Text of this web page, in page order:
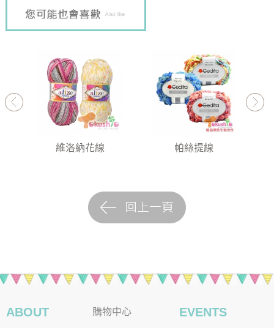
維洛納花線 帕絲提線
ABOUT 購物中心 EVENTS